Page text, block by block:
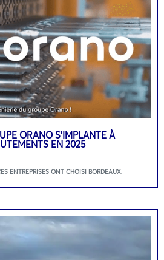
ORANO S’IMPLANTE À
EN 2025
ENTREPRISES ONT CHOISI BORDEAUX,